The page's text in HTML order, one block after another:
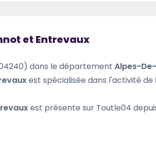
et Entrevaux
dans le département Alpes-
est spécialisée dans l'activité de
est présente sur Toutle04